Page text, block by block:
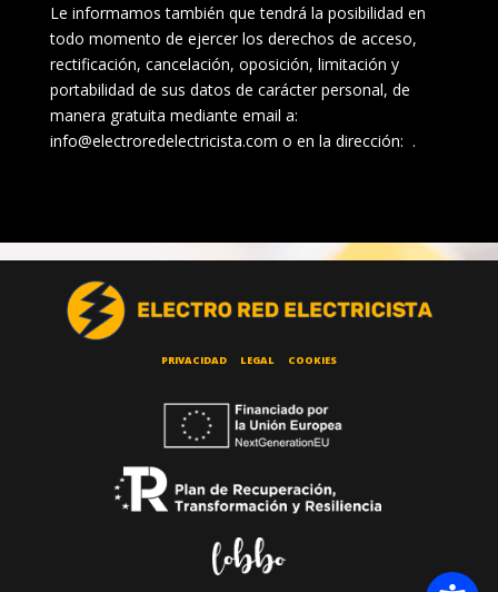
Le informamos también que tendrá la posibilidad en
todo momento de ejercer los derechos de acceso,
rectificación, cancelación, oposición, limitación y
portabilidad de sus datos de carácter personal, de
manera gratuita mediante email a:
info@electroredelectricista.com o en la dirección: .
PRIVACIDAD LEGAL COOKIES